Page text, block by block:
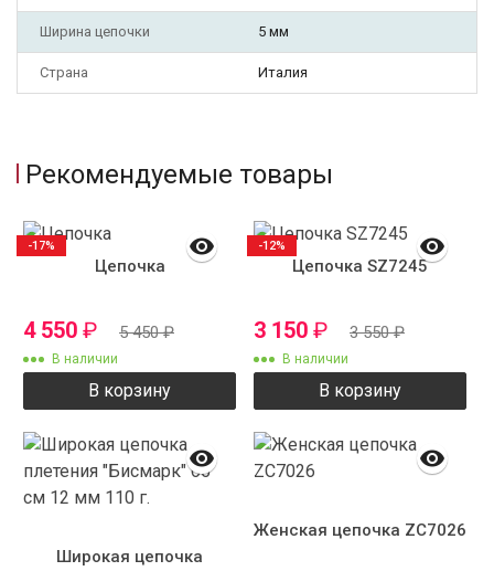
Ширина цепочки 5 мм
Страна Италия
Рекомендуемые товары
Цепочка
4 550 ₽ 5 450₽
В наличии
В корзину
-17%
Цепочка SZ7245
3 150 ₽ 3 550₽
В наличии
В корзину
-12%
Широкая цепочка
Женская цепочка ZC7026